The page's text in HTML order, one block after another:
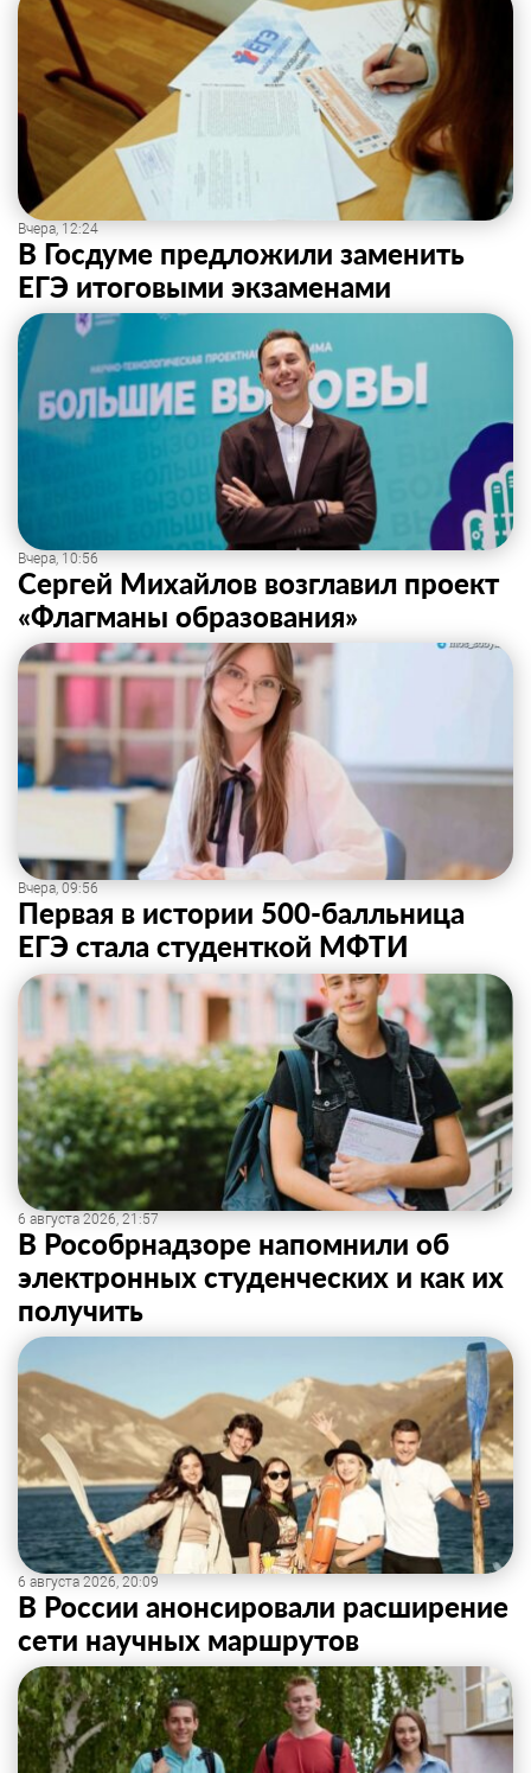
Вчера, 12:24
В Госдуме предложили заменить
ЕГЭ итоговыми экзаменами
Вчера, 10:56
Сергей Михайлов возглавил проект
«Флагманы образования»
Вчера, 09:56
Первая в истории 500-балльница
ЕГЭ стала студенткой МФТИ
6 августа 2026, 21:57
В Рособрнадзоре напомнили об
электронных студенческих и как их
получить
6 августа 2026, 20:09
В России анонсировали расширение
сети научных маршрутов